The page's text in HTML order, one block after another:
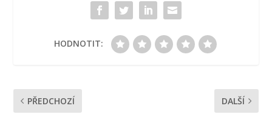
HODNOTIT:
PŘEDCHOZÍ DALŠÍ